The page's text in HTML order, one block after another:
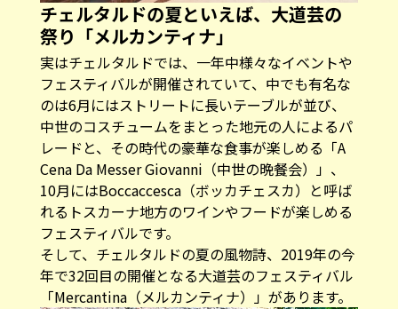
チェルタルドの夏といえば、大道芸の
祭り「メルカンティナ」
実はチェルタルドでは、一年中様々なイベントや
フェスティバルが開催されていて、中でも有名な
のは6月にはストリートに長いテーブルが並び、
中世のコスチュームをまとった地元の人によるパ
レードと、その時代の豪華な食事が楽しめる「A
Cena Da Messer Giovanni（中世の晩餐会）」、
10月にはBoccaccesca（ボッカチェスカ）と呼ば
れるトスカーナ地方のワインやフードが楽しめる
フェスティバルです。
そして、チェルタルドの夏の風物詩、2019年の今
年で32回目の開催となる大道芸のフェスティバル
「Mercantina（メルカンティナ）」があります。